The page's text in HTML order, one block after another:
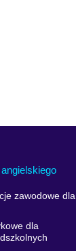
zawodowe dla
dla